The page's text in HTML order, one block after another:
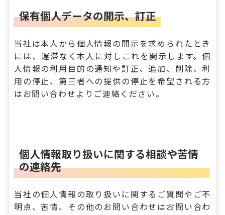
保有個人データの開示、訂正
当社は本人から個人情報の開示を求められたとき
には、遅滞なく本人に対しこれを開示します。個
人情報の利用目的の通知や訂正、追加、削除、利
用の停止、第三者への提供の停止を希望される方
はお問い合わせよりご連絡ください。
個人情報取り扱いに関する相談や苦情
の連絡先
当社の個人情報の取り扱いに関するご質問やご不
明点、苦情、その他のお問い合わせはお問い合わ